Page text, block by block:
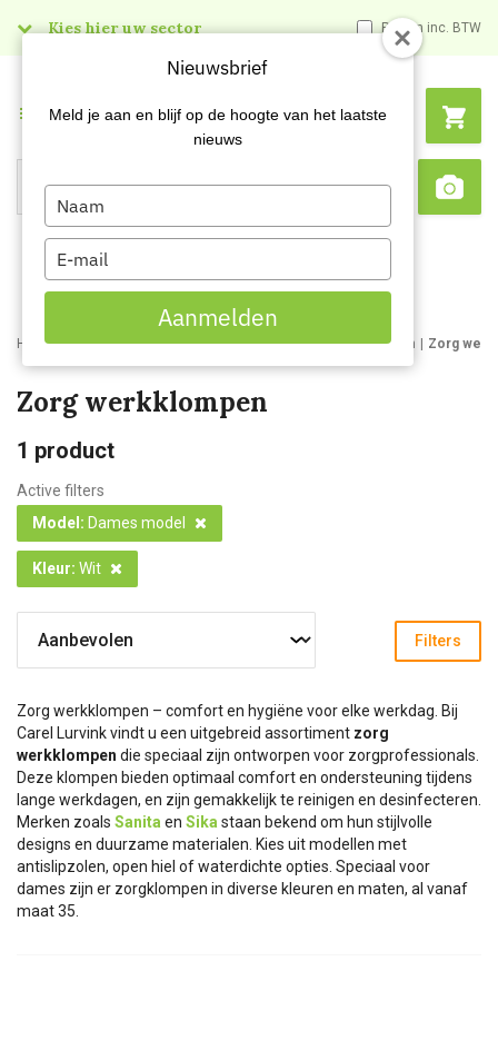
Kies hier uw sector Prijzen inc. BTW
Search
Menu
Home Webshop Werk- en veiligheidsschoenen Werkklompen Zorg
Zorg werkklompen
1 product
Active filters
Model : Dames model
Kleur: Wit
Filters
Zorg werkklompen – comfort en hygiëne voor elke werkdag. Bij
Carel Lurvink vindt u een uitgebreid assortiment zorg
werkklompen die speciaal zijn ontworpen voor zorgprofessionals.
Deze klompen bieden optimaal comfort en ondersteuning tijdens
lange werkdagen, en zijn gemakkelijk te reinigen en desinfecteren.
Merken zoals Sanita en Sika staan bekend om hun stijlvolle
designs en duurzame materialen. Kies uit modellen met
antislipzolen, open hiel of waterdichte opties. Speciaal voor
dames zijn er zorgklompen in diverse kleuren en maten, al vanaf
maat 35.
Nieuwsbrief
Meld je aan en blijf op de hoogte van het laatste
nieuws
Type
your
name
Type
your
email
Aanmelden